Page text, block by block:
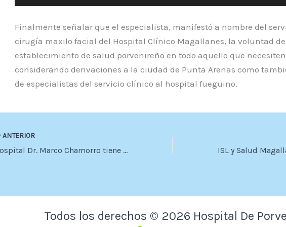
de
Finalmente señalar que el especialista, manifestó a nombre del
cirugía maxilo facial del Hospital Clínico Magallanes, la voluntad de
establecimiento de salud porvenireño en todo aquello que
considerando derivaciones a la ciudad de Punta Arenas como
de especialistas del servicio clínico al hospital fueguino.
ANTERIOR
Hospital Dr. Marco Chamorro tiene nueva casa
Todos los derechos © 2026 Hospital De